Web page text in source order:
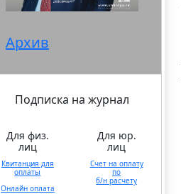
Архив
Подписка на журнал
Для физ.
лиц
Квитанция для
оплаты
Онлайн оплата
Для юр.
лиц
Счет на оплату
по
б/н расчету